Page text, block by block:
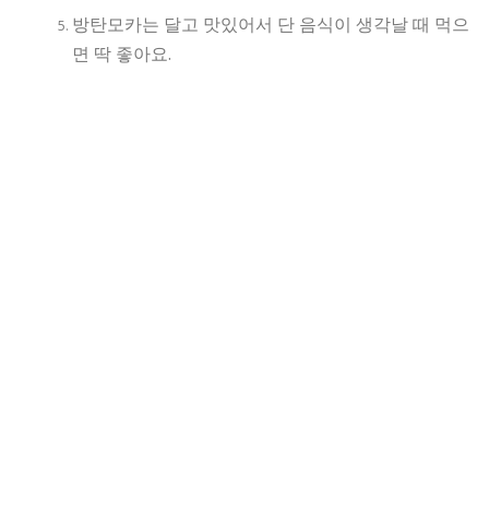
방탄모카는 달고 맛있어서 단 음식이 생각날 때 먹으
면 딱 좋아요.